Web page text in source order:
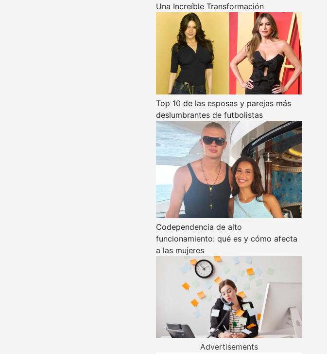
Una Increíble Transformación
Top 10 de las esposas y parejas más
deslumbrantes de futbolistas
Codependencia de alto
funcionamiento: qué es y cómo afecta
a las mujeres
Advertisements